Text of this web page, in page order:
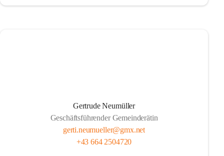
Gertrude Neumüller
Geschäftsführender Gemeinderätin
gerti.neumueller@gmx.net
+43 664 2504720